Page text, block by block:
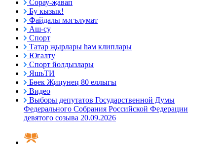
Сорау-җавап
Бу кызык!
Файдалы мәгълүмат
Аш-су
Спорт
Татар җырлары һәм клиплары
Югалту
Спорт йолдызлары
ЯшьТИ
Бөек Җиңүнең 80 еллыгы
Видео
Выборы депутатов Государственной Думы
Федерального Собрания Российской Федерации
девятого созыва 20.09.2026